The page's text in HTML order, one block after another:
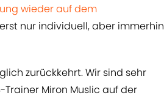
wieder auf dem
nur individuell, aber immerhin
zurückkehrt. Wir sind sehr
Miron Muslic auf der